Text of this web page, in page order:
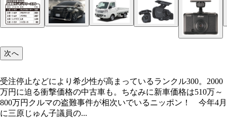
は510万～800万円
日本市場のガラパゴスカーと呼ばれてきたミニバ
近年、海外から熱視線を集めている軽トラ。ダイ
監視。3カメラでは最大12時間（前後録画）、360
ラ単体では最大48時間（後録画）監視が可能【「
イト」が厳選! 推しのセキュリティグッズ①】
ダクション D（DC2000R）実勢価格3万4800円 広
をクリアに記録する前後2カメラドライブレコーダ
ナイトシグナル フロー BL（SQ306）実勢価格
イト」が厳選! 推しのセキュリティグッズ③】
次へ
受注停止などにより希少性が高まっているランクル300。2000
万円に迫る衝撃価格の中古車も。ちなみに新車価格は510万～
800万円クルマの盗難事件が相次いでいるニッポン！ 今年4月
に三原じゅん子議員の...